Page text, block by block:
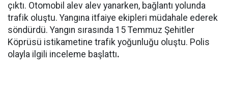
çıktı. Otomobil alev alev yanarken, bağlantı yolunda
trafik oluştu. Yangına itfaiye ekipleri müdahale ederek
söndürdü. Yangın sırasında 15 Temmuz Şehitler
Köprüsü istikametine trafik yoğunluğu oluştu. Polis
olayla ilgili inceleme başlattı.